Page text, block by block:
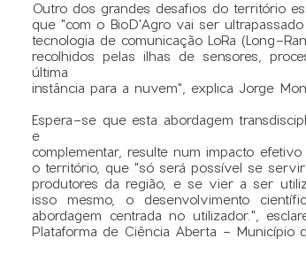
Outro dos grandes desafios do território
que "com o BioD'Agro vai ser
tecnologia de comunicação LoRa (Long-
recolhidos pelas ilhas de sensores,
última
instância para a nuvem", explica Jorge
Espera-se que esta abordagem
e
complementar, resulte num impacto
o território, que "só será possível se
produtores da região, e se vier a ser
isso mesmo, o desenvolvimento
abordagem centrada no utilizador.",
Plataforma de Ciência Aberta - Município